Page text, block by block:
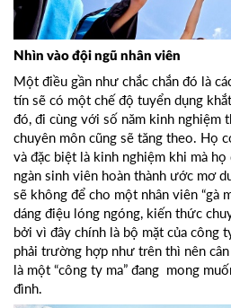
Nhìn vào đội ngũ nhân viên
Một điều gần như chắc chắn đó là
tín sẽ có một chế độ tuyển dụng
đó, đi cùng với số năm kinh nghiệm
chuyên môn cũng sẽ tăng theo. Họ
và đặc biệt là kinh nghiệm khi mà
ngàn sinh viên hoàn thành ước mơ
sẽ không để cho một nhân viên “gà
dáng điệu lóng ngóng, kiến thức
bởi vì đây chính là bộ mặt của công
phải trường hợp như trên thì nên
là một “công ty ma” đang mong
đình.